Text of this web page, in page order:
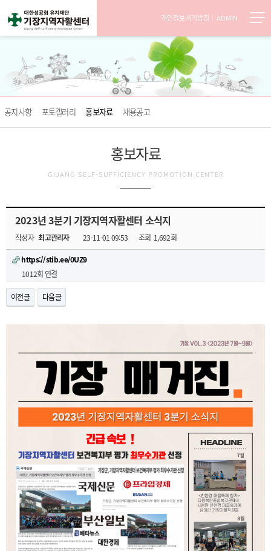
개인정보처리방침 ADMIN
공지사항 포토갤러리 홍보자료 채용공고
홍보자료
GIJANG SELF-SUFFICIENCY PROMOTION CENTER
2023년 3분기 기장지역자활센터 소식지
작성자 최고관리자 23-11-01 09:53 조회 1,692회
https://stib.ee/0UZ9
1012회 연결
이전글 다음글